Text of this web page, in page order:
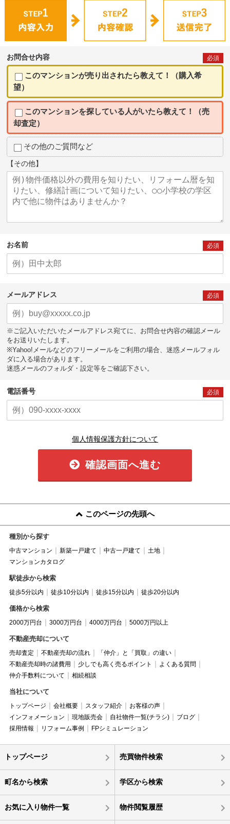
お問合せ内容 必須
このマンションが売り出されたら教えて！（購入希
望）
このマンションを探している人がいたら教えて！（売
却査定）
その他のご質問など
【その他】
お名前 必須
メールアドレス 必須
※ご記入いただいたメールアドレス宛てに、お問合せ内容の確認メール
をお送りいたします。
※Yahoo!メールなどのフリーメールをご利用の場合、迷惑メールフォル
ダに入る場合があります。
迷惑メールのフォルダ・設定等をご確認下さい。
電話番号 必須
個人情報保護方針について
確認画面へ進む
このページの先頭へ
種別から探す
中古マンション 新築一戸建て 中古一戸建て
土地
マンションカタログ
駅徒歩から検索
徒歩5分以内 徒歩10分以内 徒歩15分以内 徒歩20分以内
価格から検索
2000万円台 3000万円台 4000万円台 5000万円以上
不動産売却について
売却査定 不動産売却の流れ
「仲介」と「買取」の違い
不動産売却時の諸費用
少しでも高く売るポイント
よくある質問
仲介手数料について
相続相談
当社について
トップページ 会社概要 スタッフ紹介
お客様の声
インフォメーション
現地販売会 自社物件一覧(チラシ)
ブログ
採用情報
リフォーム事例 FPシミュレーション
トップページ 売買物件検索
町名から検索 学区から検索
お気に入り物件一覧 物件閲覧履歴